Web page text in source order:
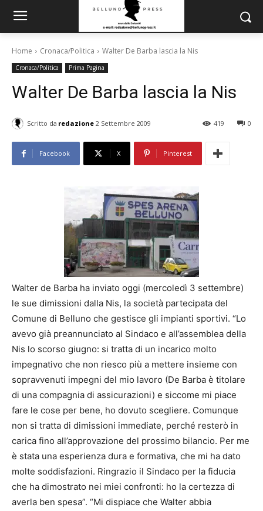
Home Cronaca/Politica Walter De Barba lascia la Nis
Cronaca/Politica Prima Pagina
Walter De Barba lascia la Nis
Scritto da redazione 2 Settembre 2009 0
419
Facebook X Pinterest
Walter de Barba ha inviato oggi (mercoledì 3 settembre)
le sue dimissioni dalla Nis, la società partecipata del
Comune di Belluno che gestisce gli impianti sportivi. “Lo
avevo già preannunciato al Sindaco e all’assemblea della
Nis lo scorso giugno: si tratta di un incarico molto
impegnativo che non riesco più a mettere insieme con
sopravvenuti impegni del mio lavoro (De Barba è titolare
di una compagnia di assicurazioni) e siccome mi piace
fare le cose per bene, ho dovuto scegliere. Comunque
non si tratta di dimissioni immediate, perché resterò in
carica fino all’approvazione del prossimo bilancio. Per me
è stata una esperienza dura e formativa, che mi ha dato
molte soddisfazioni. Ringrazio il Sindaco per la fiducia
che ha dimostrato nei miei confronti: ho la certezza di
averla ben spesa”. “Mi dispiace che Walter abbia